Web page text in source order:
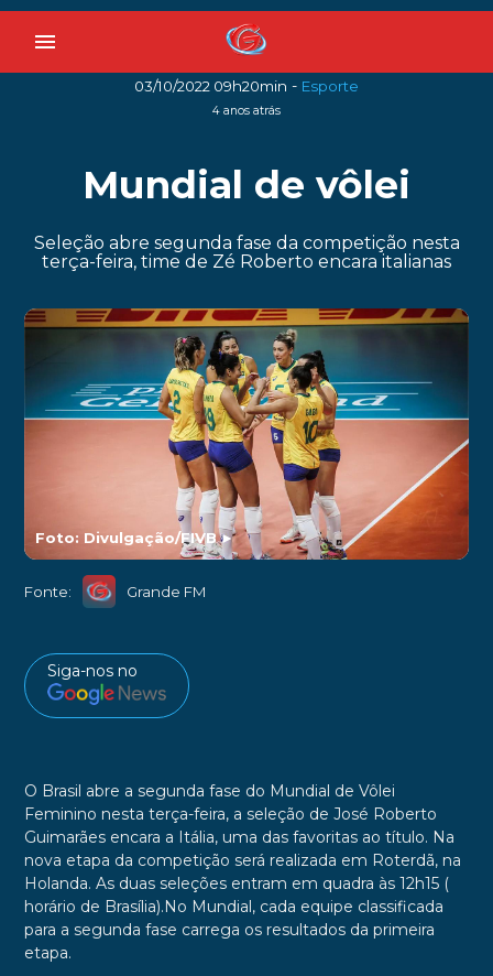
menu
03/10/2022 09h20min - Esporte
4 anos atrás
Mundial de vôlei
Seleção abre segunda fase da competição nesta
terça-feira, time de Zé Roberto encara italianas
Foto: Divulgação/FIVB►
Fonte: Grande FM
Siga-nos no
O Brasil abre a segunda fase do Mundial de Vôlei
Feminino nesta terça-feira, a seleção de José Roberto
Guimarães encara a Itália, uma das favoritas ao título. Na
nova etapa da competição será realizada em Roterdã, na
Holanda. As duas seleções entram em quadra às 12h15 (
horário de Brasília).No Mundial, cada equipe classificada
para a segunda fase carrega os resultados da primeira
etapa.